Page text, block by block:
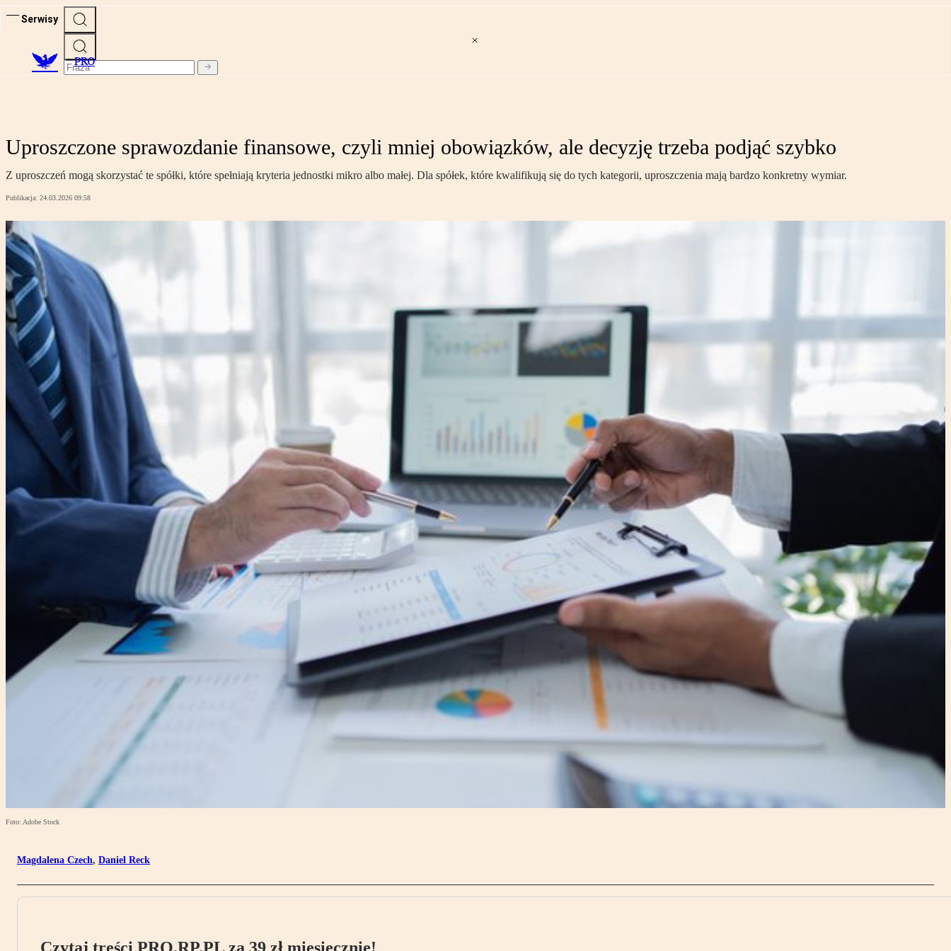
Serwisy
PRO
Uproszczone sprawozdanie finansowe, czyli mniej obowiązków, ale decyzję trzeba podjąć szybko
Z uproszczeń mogą skorzystać te spółki, które spełniają kryteria jednostki mikro albo małej. Dla spółek, które kwalifikują się do tych kategorii, uproszczenia mają bardzo konkretny wymiar.
Publikacja: 24.03.2026 09:58
Foto: Adobe Stock
Magdalena Czech, Daniel Reck